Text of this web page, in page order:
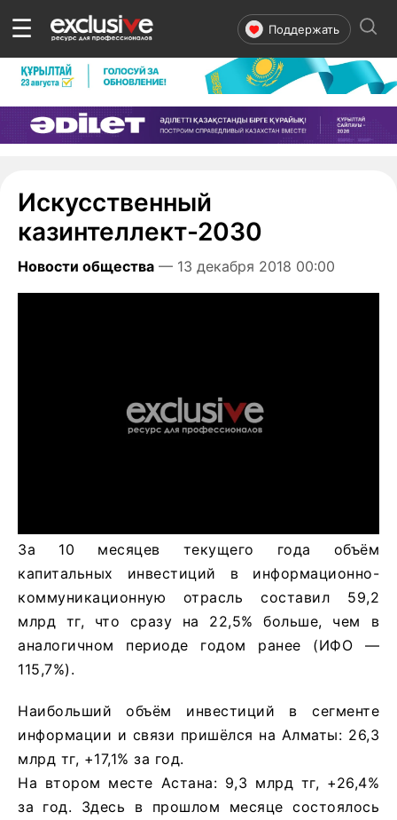
☰ Поддержать
Искусственный
казинтеллект-2030
Новости общества — 13 декабря 2018 00:00
За 10 месяцев текущего года объём
капитальных инвестиций в информационно-
коммуникационную отрасль составил 59,2
млрд тг, что сразу на 22,5% больше, чем в
аналогичном периоде годом ранее (ИФО —
115,7%).
Наибольший объём инвестиций в сегменте
информации и связи пришёлся на Алматы: 26,3
млрд тг, +17,1% за год.
На втором месте Астана: 9,3 млрд тг, +26,4%
за год. Здесь в прошлом месяце состоялось